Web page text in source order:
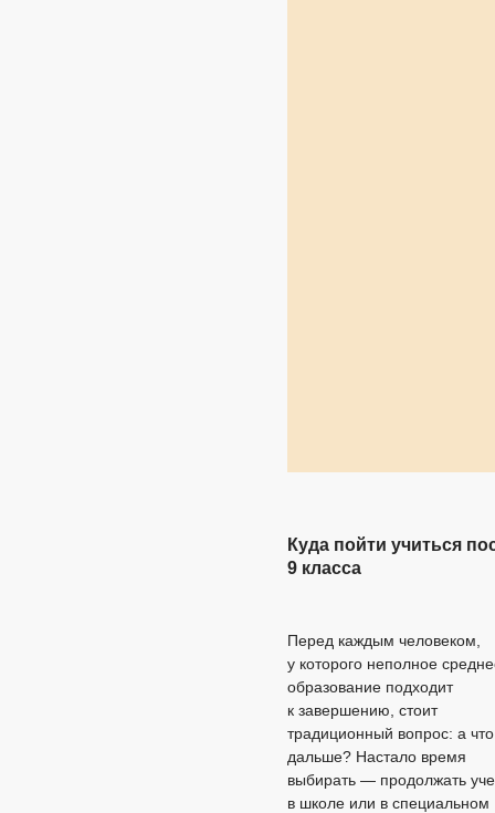
Куда пойти учиться
9 класса
Перед каждым человеком,
у которого неполное
образование подходит
к завершению, стоит
традиционный вопрос: а что
дальше? Настало время
выбирать — продолжать
в школе или в специальном